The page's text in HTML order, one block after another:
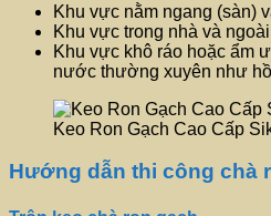
Khu vực nằm ngang (sàn)
Khu vực trong nhà và
Khu vực khô ráo hoặc ẩm
nước thường xuyên như
Keo Ron Gạch Cao Cấp
Hướng dẫn thi công chà